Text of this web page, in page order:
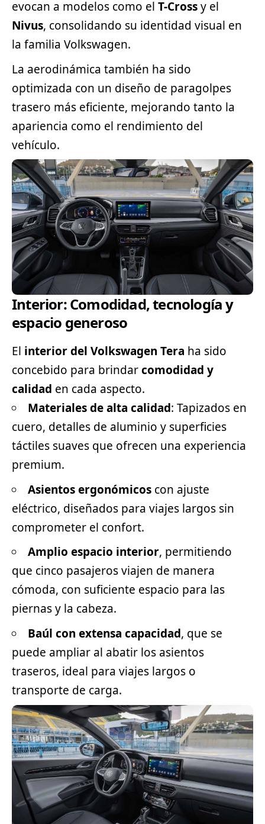
evocan a modelos como el T-Crossy el
Nivus, consolidando su identidad visual en
la familia Volkswagen.
La aerodinámica también ha sido
optimizada con un diseño de paragolpes
trasero más eficiente, mejorando tanto la
apariencia como el rendimiento del
vehículo.
Interior: Comodidad, tecnología y
espacio generoso
El interior del Volkswagen Tera ha sido
concebido para brindarcomodidad y
calidad en cada aspecto.
Materiales de alta calidad: Tapizados en
cuero, detalles de aluminio y superficies
táctiles suaves que ofrecen una experiencia
premium.
Asientos ergonómicos con ajuste
eléctrico, diseñados para viajes largos sin
comprometer el confort.
Amplio espacio interior, permitiendo
que cinco pasajeros viajen de manera
cómoda, con suficiente espacio para las
piernas y la cabeza.
Baúl con extensa capacidad, que se
puede ampliar al abatir los asientos
traseros, ideal para viajes largos o
transporte de carga.